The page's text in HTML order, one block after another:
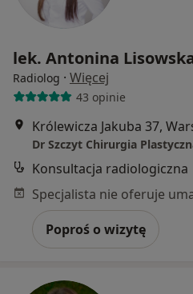
lek. Antonina
Radiolog · Więcej
43 opinie
Królewicza Jakuba 37,
Dr Szczyt Chirurgia
Konsultacja radiologiczna
Poproś o wizytę